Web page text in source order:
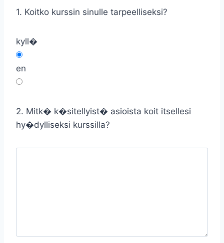
1. Koitko kurssin sinulle tarpeelliseksi?
kyll�
en
2. Mitk� k�sitellyist� asioista koit itsellesi
hy�dylliseksi kurssilla?